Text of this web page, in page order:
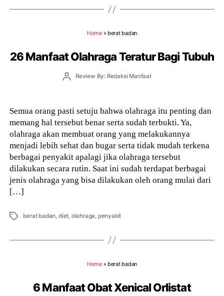
Home» berat badan
26 Manfaat Olahraga Teratur Bagi Tubuh
PostReview By: Redaksi Manfaat
Semua orang pasti setuju bahwa olahraga itu penting dan
memang hal tersebut benar serta sudah terbukti. Ya,
olahraga akan membuat orang yang melakukannya
menjadi lebih sehat dan bugar serta tidak mudah terkena
berbagai penyakit apalagi jika olahraga tersebut
dilakukan secara rutin. Saat ini sudah terdapat berbagai
jenis olahraga yang bisa dilakukan oleh orang mulai dari
[…]
Tags berat badan, diet, olahraga, penyakit
Home» berat badan
6 Manfaat Obat Xenical Orlistat